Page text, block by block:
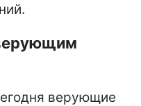
верующие